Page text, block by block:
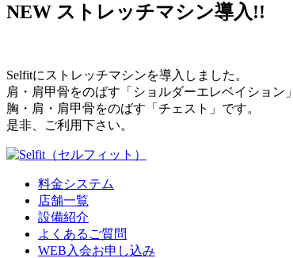
NEW ストレッチマシン導入!!
Selfitにストレッチマシンを導入しました。
肩・肩甲骨をのばす「ショルダーエレベイション」
胸・肩・肩甲骨をのばす「チェスト」です。
是非、ご利用下さい。
料金システム
店舗一覧
設備紹介
よくあるご質問
WEB入会お申し込み